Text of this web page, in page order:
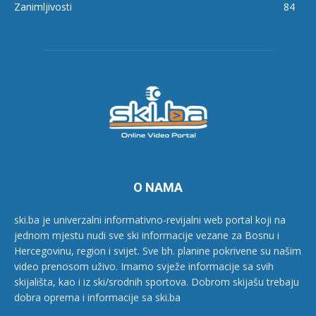
Zanimljivosti 84
O NAMA
ski.ba je univerzalni informativno-revijalni web portal koji na
jednom mjestu nudi sve ski informacije vezane za Bosnu i
Hercegovinu, region i svijet. Sve bh. planine pokrivene su našim
video prenosom uživo. Imamo svježe informacije sa svih
skijališta, kao i iz ski/srodnih sportova. Dobrom skijašu trebaju
dobra oprema i informacije sa ski.ba